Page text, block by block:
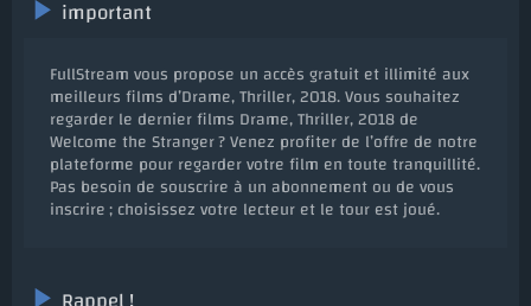
important
FullStream vous propose un accès gratuit et illimité aux
meilleurs films d’Drame, Thriller, 2018. Vous souhaitez
regarder le dernier films Drame, Thriller, 2018 de
Welcome the Stranger ? Venez profiter de l’offre de notre
plateforme pour regarder votre film en toute tranquillité.
Pas besoin de souscrire à un abonnement ou de vous
inscrire ; choisissez votre lecteur et le tour est joué.